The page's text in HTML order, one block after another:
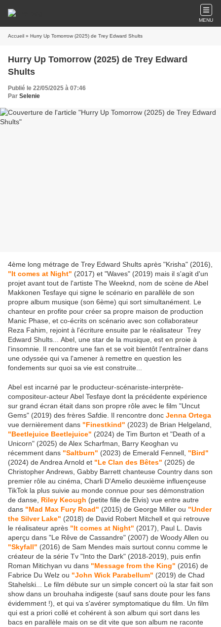
MENU
Accueil » Hurry Up Tomorrow (2025) de Trey Edward Shults
Hurry Up Tomorrow (2025) de Trey Edward
Shults
Publié le 22/05/2025 à 07:46
Par Selenie
4ème long métrage de Trey Edward Shults après "Krisha" (2016),
"It comes at Night" (2017) et "Waves" (2019) mais il s'agit d'un
projet avant tout de l'artiste The Weeknd, nom de scène de Abel
Makkonen Tesfaye qui signe le scénario en parallèle de son
propre album musique (son 6ème) qui sort simultanément. Le
chanteur en profite pour créer sa propre maison de production
Manic Phase, et co-écrits on scénario avec son collaborateur
Reza Fahim, rejoint à l'écriture ensuite par le réalisateur Trey
Edward Shults... Abel, une star de la musique, est en proie à
l'insomnie. Il rencontre une fan et se voit bientôt l'entraîner dans
une odyssée qui va l'amener à remettre en question les
fondements sur quoi sa vie est construite...
Abel est incarné par le producteur-scénariste-interprète-
compositeur-acteur Abel Tesfaye dont la précédente expérience
sur grand écran était dans son propre rôle avec le film "Uncut
Gems" (2019) des frères Safdie. Il rencontre donc Jenna Ortega
vue dernièrement dans "Finestkind" (2023) de Brian Helgeland,
"Beetlejuice Beetlejuice" (2024) de Tim Burton et "Death of a
Unicorn" (2025) de Alex Scharfman, Barry Keoghan vu
récemment dans "Saltburn" (2023) de Emerald Fennell, "Bird"
(2024) de Andrea Arnold et "Le Clan des Bêtes" (2025) de
Christopher Andrews, Gabby Barrett chanteuse Country dans son
premier rôle au cinéma, Charli D'Amelio deuxième influençeuse
TikTok la plus suivie au monde connue pour ses démonstration
de danse, Riley Keough (petite fille de Elvis) vue entre autre
dans "Mad Max Fury Road" (2015) de George Miller ou "Under
the Silver Lake" (2018) de David Robert Mitchell et qui retrouve
le réalisateur après "It comes at Night" (2017), Paul L. Davis
aperçu dans "Le Rêve de Cassandre" (2007) de Woody Allen ou
"Skyfall" (2016) de Sam Mendes mais surtout connu comme le
créateur de la série Tv "Into the Dark" (2018-2019), puis enfin
Roman Mitichyan vu dans "Message from the King" (2016) de
Fabrice Du Welz ou "John Wick Parabellum" (2019) de Chad
Stahelski... Le film débute sur un simple concert où la star fait son
show dans un brouhaha indigeste (sauf sans doute pour les fans
évidemment !), et qui va s'avérer symptomatique du film. Un film
qui est a priori collé et cohérent à son album qui sort dans les
bacs en parallèle mais on se dit vite que son album ne raconte